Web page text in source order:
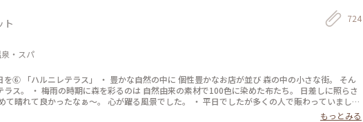
ト
・スパ
724
を⑥ 「ハルニレテラス」 ・ 豊かな自然の中に 個性豊かなお店が並び 森の中の小さな街。 そん
ラス。 ・ 梅雨の時期に森を彩るのは 自然由来の素材で100色に染めた布たち。 日差しに照らさ
て晴れて良かったなぁ〜。 心が躍る風景でした。 ・ 平日でしたが多くの人で賑わっていまし
っちゃうの？） #ひみつの絶景 #軽井沢 #ハルニレテラス
もっとみる